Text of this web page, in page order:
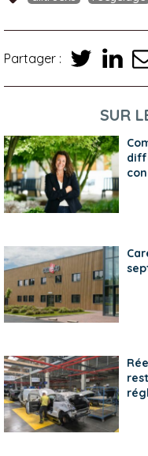
Partager :
SUR